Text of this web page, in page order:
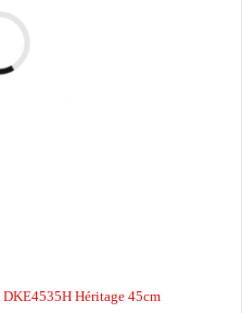
Héritage 45cm